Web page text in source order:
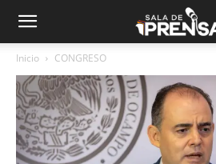
Inicio CONGRESO